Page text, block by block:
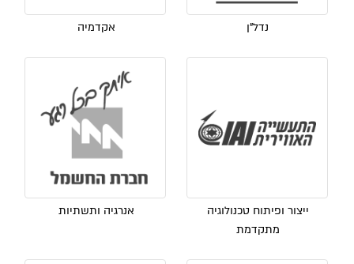
נדל"ן אקדמיה
ייצור ופיתוח טכנולוגיה
מתקדמת
אנרגיה ותשתיות